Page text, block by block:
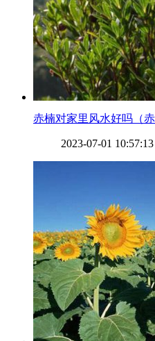
赤楠对家里风水好吗（
2023-07-01 10:57:13